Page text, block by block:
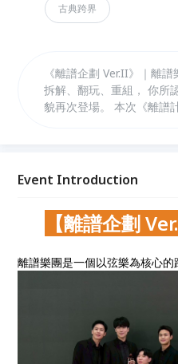
古典跨界
《離譜企劃 Ver.II》｜離
拆解、翻玩、重組， 你所
貌再次登場。 本次《離譜計劃 Ver. II》將帶來一系列
森經典作品，以及《歌劇
律。
Event Introduction
【離譜企劃
離譜樂團是一個以弦樂為核心的